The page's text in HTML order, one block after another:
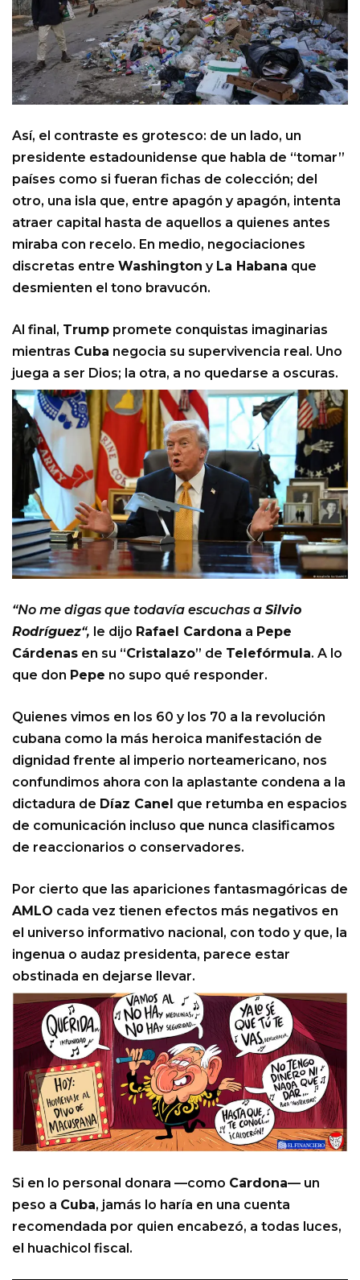
Así, el contraste es grotesco: de un lado, un
presidente estadounidense que habla de “tomar”
países como si fueran fichas de colección; del
otro, una isla que, entre apagón y apagón, intenta
atraer capital hasta de aquellos a quienes antes
miraba con recelo. En medio, negociaciones
discretas entre Washington y La Habana que
desmienten el tono bravucón.
Al final, Trump promete conquistas imaginarias
mientras Cuba negocia su supervivencia real. Uno
juega a ser Dios; la otra, a no quedarse a oscuras.
“No me digas que todavía escuchas a Silvio
Rodríguez“, le dijo Rafael Cardona a Pepe
Cárdenas en su “Cristalazo” de Telefórmula. A lo
que don Pepe no supo qué responder.
Quienes vimos en los 60 y los 70 a la revolución
cubana como la más heroica manifestación de
dignidad frente al imperio norteamericano, nos
confundimos ahora con la aplastante condena a la
dictadura de Díaz Canel que retumba en espacios
de comunicación incluso que nunca clasificamos
de reaccionarios o conservadores.
Por cierto que las apariciones fantasmagóricas de
AMLO cada vez tienen efectos más negativos en
el universo informativo nacional, con todo y que, la
ingenua o audaz presidenta, parece estar
obstinada en dejarse llevar.
Si en lo personal donara —como Cardona— un
peso a Cuba, jamás lo haría en una cuenta
recomendada por quien encabezó, a todas luces,
el huachicol fiscal.